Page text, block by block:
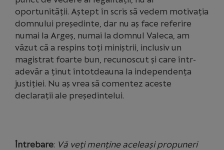
oportunității. Aștept în scris să vedem motivația
domnului președinte, dar nu aș face referire
numai la Argeș, numai la domnul Valeca, am
văzut că a respins toți miniștrii, inclusiv un
magistrat foarte bun, recunoscut și care într-
adevăr a ținut întotdeauna la independența
justiției. Nu aș vrea să comentez aceste
declarații ale președintelui.
Întrebare: Vă veți menține aceleași propuneri